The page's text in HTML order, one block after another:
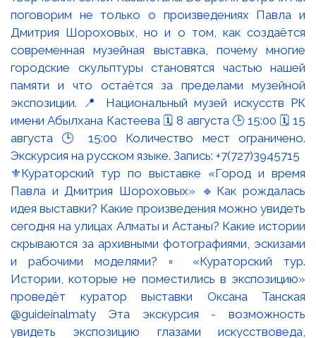
⚜️Кураторский тур по выставке «Город и время
Павла и Дмитрия Шороховых» 🔹Как рождалась
идея выставки? Какие произведения можно увидеть
сегодня на улицах Алматы и Астаны? Какие истории
скрываются за архивными фотографиями, эскизами
и рабочими моделями? ▫️ «Кураторский тур.
Истории, которые не поместились в экспозицию»
проведёт куратор выставки Оксана Танская
@guideinalmaty Эта экскурсия - возможность
увидеть экспозицию глазами искусствоведа,